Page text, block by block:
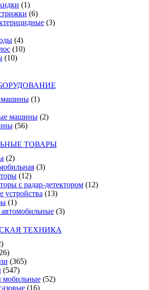
(1)
(6)
(3)
(4)
(10)
(10)
(1)
машины (2)
(56)
ТОВАРЫ
(2)
(3)
(12)
с радар-детектором (12)
устройства (13)
(1)
(3)
ТЕХНИКА
(365)
(547)
мобильные (52)
(16)